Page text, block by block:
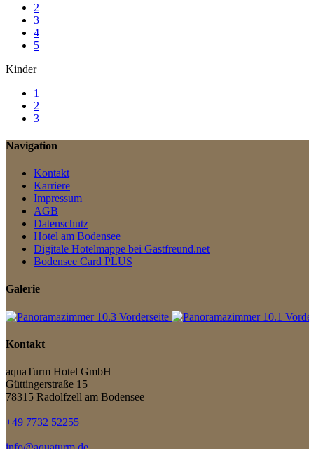
2
3
4
5
Kinder
1
2
3
Navigation
Kontakt
Karriere
Impressum
AGB
Datenschutz
Hotel am Bodensee
Digitale Hotelmappe bei Gastfreund.net
Bodensee Card PLUS
Galerie
Kontakt
aquaTurm Hotel GmbH
Güttingerstraße 15
78315 Radolfzell am Bodensee
+49 7732 52255